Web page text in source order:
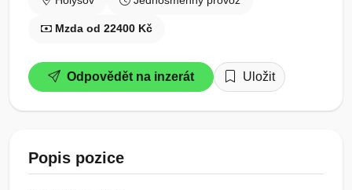
Mzda od 22400 Kč
Odpovědět na inzerát Uložit
Popis pozice